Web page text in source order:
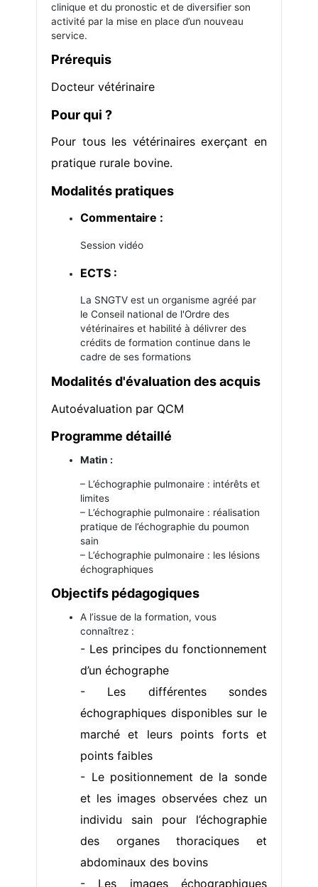
clinique et du pronostic et de diversifier son
activité par la mise en place d’un nouveau
service.
Prérequis
Docteur vétérinaire
Pour qui ?
Pour tous les vétérinaires exerçant en
pratique rurale bovine.
Modalités pratiques
Commentaire :
Session vidéo
ECTS :
La SNGTV est un organisme agréé par
le Conseil national de l'Ordre des
vétérinaires et habilité à délivrer des
crédits de formation continue dans le
cadre de ses formations
Modalités d'évaluation des acquis
Autoévaluation par QCM
Programme détaillé
Matin :
– L’échographie pulmonaire : intérêts et
limites
– L’échographie pulmonaire : réalisation
pratique de l’échographie du poumon
sain
– L’échographie pulmonaire : les lésions
échographiques
Objectifs pédagogiques
A l’issue de la formation, vous
connaîtrez :
- Les principes du fonctionnement
d’un échographe
- Les différentes sondes
échographiques disponibles sur le
marché et leurs points forts et
points faibles
- Le positionnement de la sonde
et les images observées chez un
individu sain pour l’échographie
des organes thoraciques et
abdominaux des bovins
- Les images échographiques